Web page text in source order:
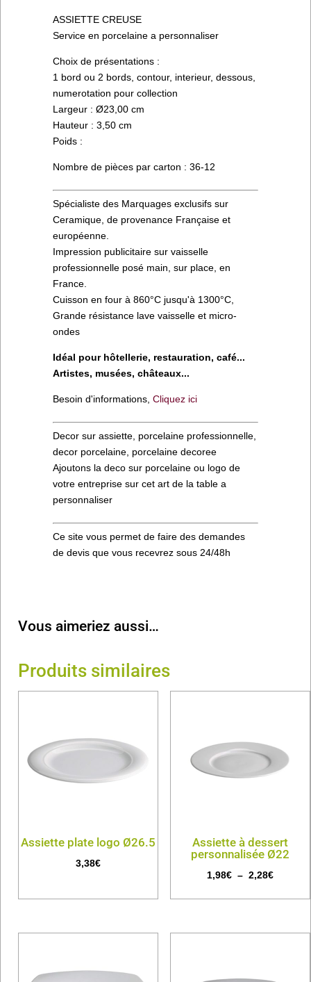
ASSIETTE CREUSE
Service en porcelaine a personnaliser
Choix de présentations :
1 bord ou 2 bords, contour, interieur, dessous,
numerotation pour collection
Largeur : Ø23,00 cm
Hauteur : 3,50 cm
Poids :
Nombre de pièces par carton : 36-12
Spécialiste des Marquages exclusifs sur
Ceramique, de provenance Française et
européenne.
Impression publicitaire sur vaisselle
professionnelle posé main, sur place, en
France.
Cuisson en four à 860°C jusqu'à 1300°C,
Grande résistance lave vaisselle et micro-
ondes
Idéal pour hôtellerie, restauration, café...
Artistes, musées, châteaux...
Besoin d'informations, Cliquez ici
Decor sur assiette, porcelaine professionnelle,
decor porcelaine, porcelaine decoree
Ajoutons la deco sur porcelaine ou logo de
votre entreprise sur cet art de la table a
personnaliser
Ce site vous permet de faire des demandes
de devis que vous recevrez sous 24/48h
Vous aimeriez aussi…
Produits similaires
Assiette plate logo Ø26.5
3,38€
Assiette à dessert
personnalisée Ø22
1,98€ – 2,28€Plage